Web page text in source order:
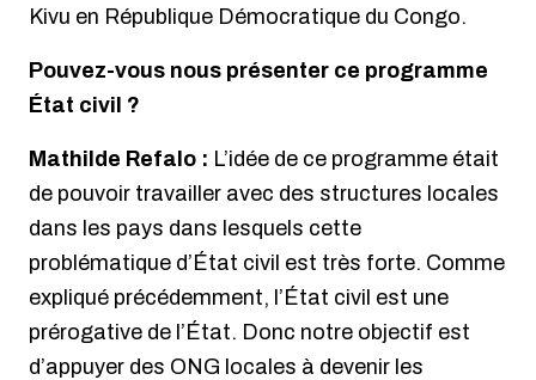
Kivu en République Démocratique du Congo.
Pouvez-vous nous présenter ce programme
État civil ?
Mathilde Refalo : L’idée de ce programme était
de pouvoir travailler avec des structures locales
dans les pays dans lesquels cette
problématique d’État civil est très forte. Comme
expliqué précédemment, l’État civil est une
prérogative de l’État. Donc notre objectif est
d’appuyer des ONG locales à devenir les